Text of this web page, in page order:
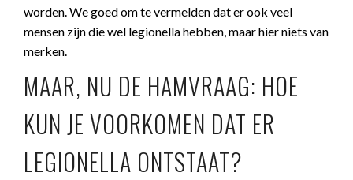
worden. We goed om te vermelden dat er ook veel
mensen zijn die wel legionella hebben, maar hier niets van
merken.
MAAR, NU DE HAMVRAAG: HOE
KUN JE VOORKOMEN DAT ER
LEGIONELLA ONTSTAAT?